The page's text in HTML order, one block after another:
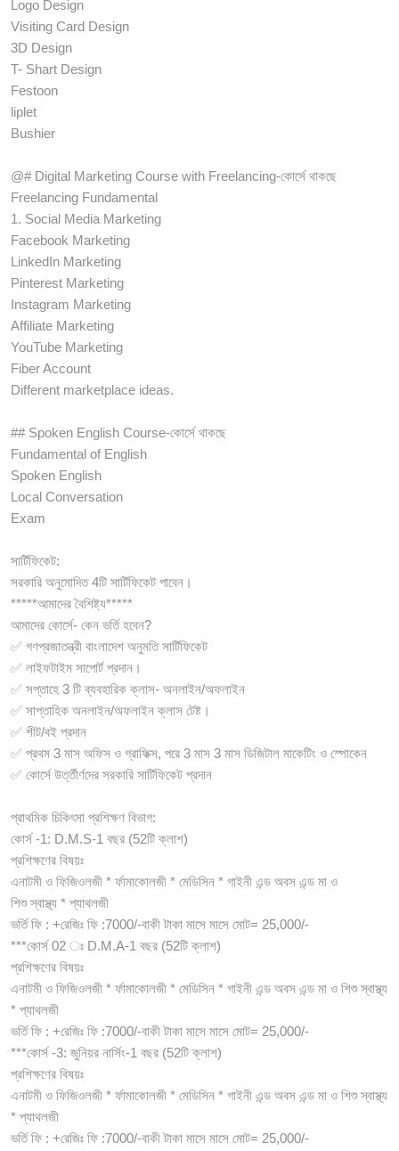
Logo Design
Visiting Card Design
3D Design
T- Shart Design
Festoon
liplet
Bushier
@# Digital Marketing Course with Freelancing-কোর্সে থাকছে
Freelancing Fundamental
1. Social Media Marketing
Facebook Marketing
LinkedIn Marketing
Pinterest Marketing
Instagram Marketing
Affiliate Marketing
YouTube Marketing
Fiber Account
Different marketplace ideas.
## Spoken English Course-কোর্সে থাকছে
Fundamental of English
Spoken English
Local Conversation
Exam
সার্টিফিকেট:
সরকারি অনুমোদিত 4টি সার্টিফিকেট পাবেন।
*****আমাদের বৈশিষ্ট্য*****
আমাদের কোর্সে- কেন ভর্তি হবেন?
✅ গণপ্রজাতন্ত্রী বাংলাদেশ অনুমতি সার্টিফিকেট
✅ লাইফটাইম সাপোর্ট প্রদান।
✅ সপ্তাহে 3 টি ব্যবহারিক ক্লাস- অনলাইন/অফলাইন
✅ সাপ্তাহিক অনলাইন/অফলাইন ক্লাস টেষ্ট।
✅ শীট/বই প্রদান
✅ প্রথম 3 মাস অফিস ও গ্রাফিক্স, পরে 3 মাস 3 মাস ডিজিটাল মাকেটিং ও স্পোকেন
✅ কোর্সে উর্ত্তীর্ণদের সরকারি সার্টিফিকেট প্রদান
প্রাথমিক চিকিৎসা প্রশিক্ষণ বিভাগ:
কোর্স -1: D.M.S-1 বছর (52টি ক্লাশ)
প্রশিক্ষণের বিষয়ঃ
এনাটমী ও ফিজিওলজী * র্ফামাকোলজী * মেডিসিন * গাইনী এন্ড অবস এন্ড মা ও
শিশু স্বাস্থ্য * প্যাথলজী
ভর্তি ফি : +রেজিঃ ফি :7000/-বাকী টাকা মাসে মাসে মোট= 25,000/-
***কোর্স 02 ঃ D.M.A-1 বছর (52টি ক্লাশ)
প্রশিক্ষণের বিষয়ঃ
এনাটমী ও ফিজিওলজী * র্ফামাকোলজী * মেডিসিন * গাইনী এন্ড অবস এন্ড মা ও শিশু স্বাস্থ্য
* প্যাথলজী
ভর্তি ফি : +রেজিঃ ফি :7000/-বাকী টাকা মাসে মাসে মোট= 25,000/-
***কোর্স -3: জুনিয়র নার্সিং-1 বছর (52টি ক্লাশ)
প্রশিক্ষণের বিষয়ঃ
এনাটমী ও ফিজিওলজী * র্ফামাকোলজী * মেডিসিন * গাইনী এন্ড অবস এন্ড মা ও শিশু স্বাস্থ্য
* প্যাথলজী
ভর্তি ফি : +রেজিঃ ফি :7000/-বাকী টাকা মাসে মাসে মোট= 25,000/-